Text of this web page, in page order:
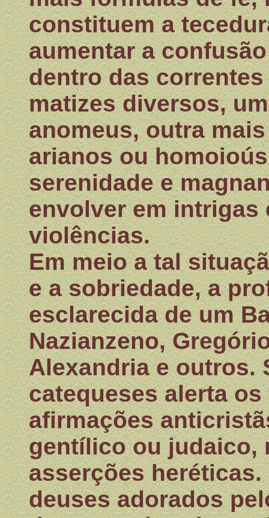
constituem a
aumentar a
dentro das
matizes diversos,
anomeus, outra
arianos ou
serenidade e
envolver em intrigas
violências.
Em meio a tal
e a sobriedade, a
esclarecida de um
Nazianzeno,
Alexandria e outros.
catequeses alerta
afirmações
gentílico ou judaico,
asserções
deuses adorados